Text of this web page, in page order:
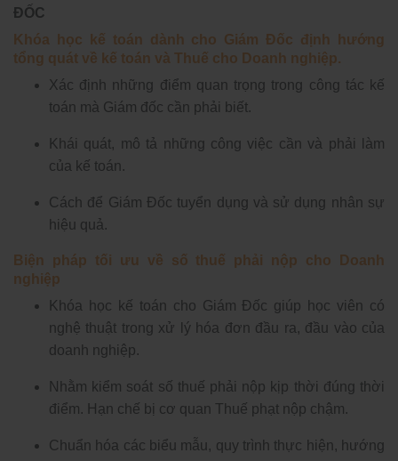
ĐỐC
Khóa học kế toán dành cho Giám Đốc định hướng
tổng quát về kế toán và Thuế cho Doanh nghiệp.
Xác định những điểm quan trọng trong công tác kế
toán mà Giám đốc cần phải biết.
Khái quát, mô tả những công việc cần và phải làm
của kế toán.
Cách để Giám Đốc tuyển dụng và sử dụng nhân sự
hiệu quả.
Biện pháp tối ưu về số thuế phải nộp cho Doanh
nghiệp
Khóa học kế toán cho Giám Đốc giúp học viên có
nghệ thuật trong xử lý hóa đơn đầu ra, đầu vào của
doanh nghiệp.
Nhằm kiểm soát số thuế phải nộp kịp thời đúng thời
điểm. Hạn chế bị cơ quan Thuế phạt nộp chậm.
Chuẩn hóa các biểu mẫu, quy trình thực hiện, hướng